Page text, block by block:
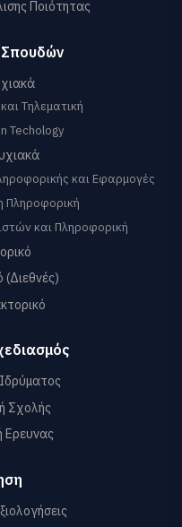
Ποιότητας
Τηλεματική
Techology
και Εφαρμογές
Πληροφορική
και Πληροφορική
(Διεθνές)
Σχολής
Ερευνας